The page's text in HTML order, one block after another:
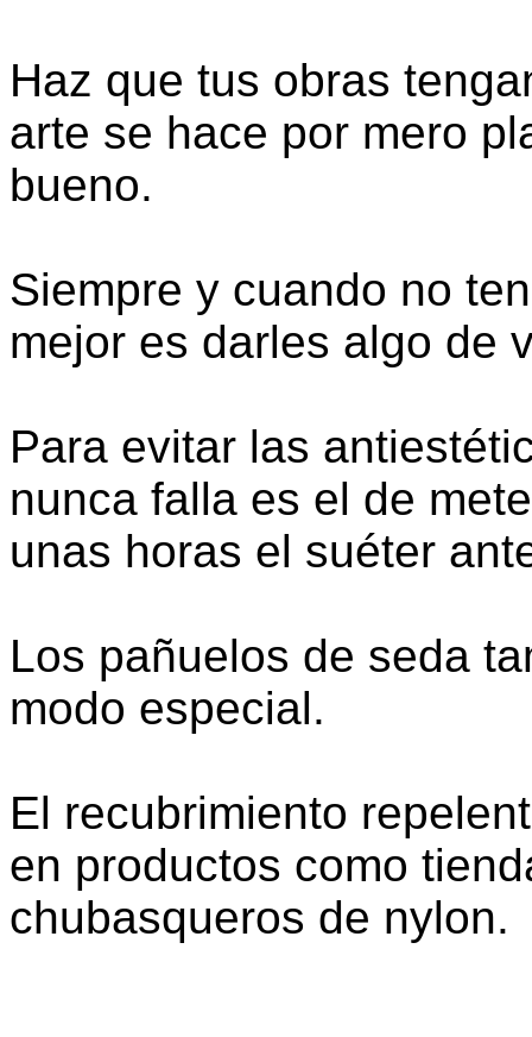
Haz que tus obras
arte se hace por mero
bueno.
Siempre y cuando no
mejor es darles algo de
Para evitar las
nunca falla es el de
unas horas el suéter
Los pañuelos de seda
modo especial.
El recubrimiento
en productos como
chubasqueros de nylon.